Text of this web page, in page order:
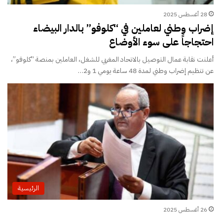
28 أغسطس 2025
إضراب وطني لعاملين في “كلوفو” بالدار البيضاء
احتجاجاً على سوء الأوضاع
أعلنت نقابة عمال التوصيل بالاتحاد المغربي للشغل، العاملين بمنصة “كلوفو”،
عن تنظيم إضراب وطني لمدة 48 ساعة يومي 1 و2…
الرئيسية
26 أغسطس 2025